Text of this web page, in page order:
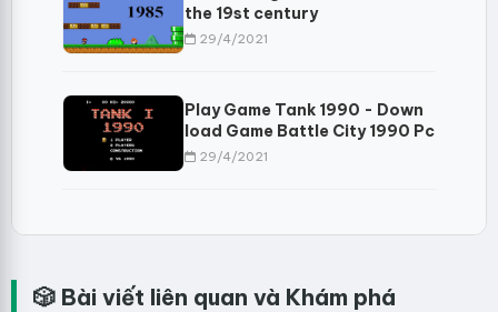
the 19st century
29/4/2021
Play Game Tank 1990 - Down
load Game Battle City 1990 Pc
29/4/2021
🎲 Bài viết liên quan và Khám phá